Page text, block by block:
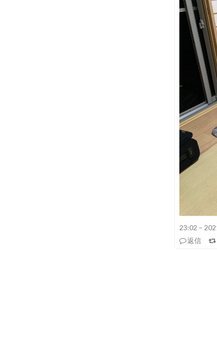
23:02 –
返信